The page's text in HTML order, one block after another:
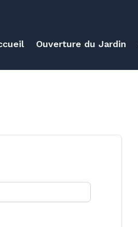
Ouverture du Jardin